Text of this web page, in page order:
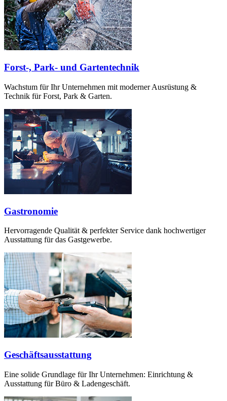
Forst-, Park- und Gartentechnik
Wachstum für Ihr Unternehmen mit moderner Ausrüstung &
Technik für Forst, Park & Garten.
Gastronomie
Hervorragende Qualität & perfekter Service dank hochwertiger
Ausstattung für das Gastgewerbe.
Geschäftsausstattung
Eine solide Grundlage für Ihr Unternehmen: Einrichtung &
Ausstattung für Büro & Ladengeschäft.